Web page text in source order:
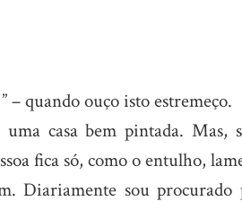
quando ouço isto estremeço.
casa bem pintada. Mas,
fica só, como o entulho,
Diariamente sou procurado